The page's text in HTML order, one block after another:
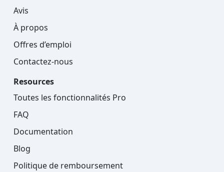
Avis
À propos
Offres d’emploi
Contactez-nous
Resources
Toutes les fonctionnalités Pro
FAQ
Documentation
Blog
Politique de remboursement